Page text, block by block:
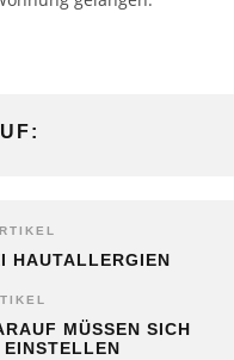
HAUTALLERGIEN
MÜSSEN SICH